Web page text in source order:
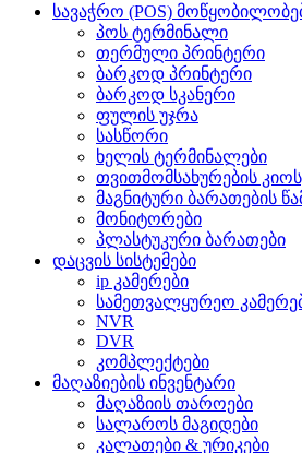
სავაჭრო (POS)
პოს ტერმინალი
თერმული პრინტერი
ბარკოდ პრინტერი
ბარკოდ სკანერი
ფულის უჯრა
სასწორი
ხელის ტერმინალები
თვითმომსახურების
მაგნიტური ბარათების
მონიტორები
პლასტუკური ბარათები
დაცვის სისტემები
ip კამერები
სამეთვალყურეო
NVR
DVR
კომპლექტები
მაღაზიების ინვენტარი
მაღაზიის თაროები
სალაროს მაგიდები
კალათები & ურიკები